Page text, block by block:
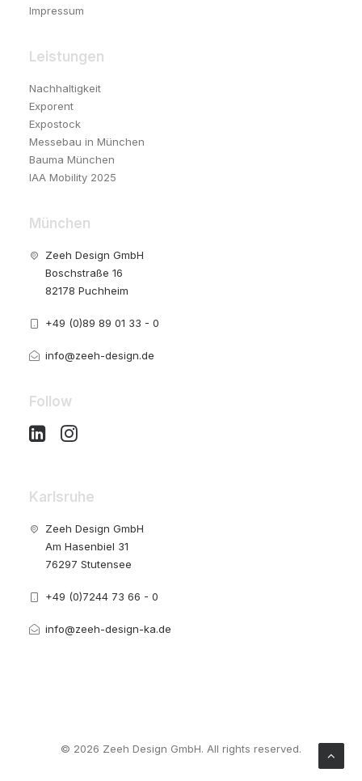
Impressum
Leistungen
Nachhaltigkeit
Exporent
Expostock
Messebau in München
Bauma München
IAA Mobility 2025
München
Zeeh Design GmbH
Boschstraße 16
82178 Puchheim
+49 (0)89 89 01 33 - 0
info@zeeh-design.de
Follow
Karlsruhe
Zeeh Design GmbH
Am Hasenbiel 31
76297 Stutensee
+49 (0)7244 73 66 - 0
info@zeeh-design-ka.de
© 2026 Zeeh Design GmbH. All rights reserved.